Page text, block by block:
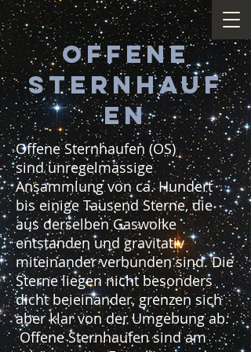
Offene
Sternhauf
en
Offene Sternhaufen (OS)
sind unregelmässige
Ansammlung von ca. Hundert
bis einige Tausend Sterne, die
aus derselben Gaswolke
entstanden und gravitativ
miteinander verbunden sind. Die
Sterne liegen nicht besonders
dicht beieinander, grenzen sich
aber klar von der Umgebung ab.
Offene Sternhaufen sind am